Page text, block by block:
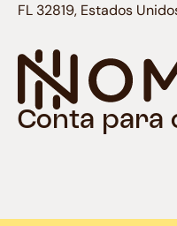
Conta para
FL 32819, Estados